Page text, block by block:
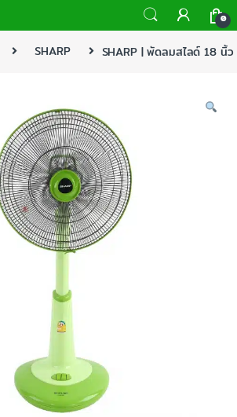
0
SHARP SHARP | พัดลมสไลด์ 18 นิ้ว